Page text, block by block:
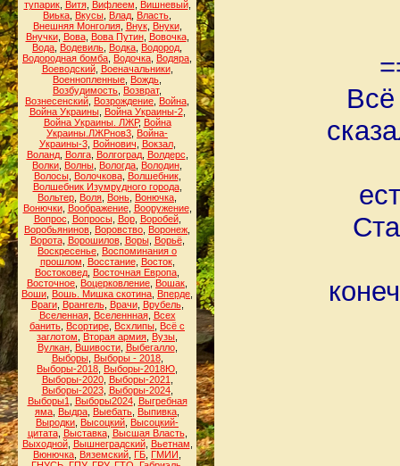
тупарик, Витя, Вифлеем Вишневый,
Виька Вкусы Влад Власть
Внешняя Монголия, Внук, Внуки,
Внучки, Вова, Вова Путин, Вовочка,
Вода Водевиль Водка Водород
Водородная бомба Водочка Водяра
Воеводский, Военачальники,
Военнопленные Вождь
Возбудимость Возврат,
Вознесенский Возрождение Война
Война Украины, Война Украины-2,
Война Украины. ЛЖР, Война
Украины.ЛЖРнов3 Война-
Украины-3, Войнович Вокзал,
Воланд, Волга, Волгоград, Волдерс
Волки Волны Вологда Володин
Волосы, Волочкова, Волшебник,
Волшебник Изумрудного города,
Вольтер Воля Вонь Вонючка
Вонючки, Воображение, Вооружение,
Вопрос
Вопросы, Вор, Воробей,
Воробьянинов Воровство Воронеж
Ворота, Ворошилов, Воры, Ворьё,
Воскресенье Воспоминания о
прошлом
Восстание, Восток,
Востоковед Восточная Европа
Восточное Воцерковление Вошак
Воши Вошь. Мишка скотина Вперде
Враги, Врангель, Врачи, Врубель,
Вселенная, Вселеннная, Всех
банить Всортире Всхлипы Всё с
заглотом
Вторая армия Вузы
Вулкан, Вшивости, Выбегалло,
Выборы, Выборы - 2018,
Выборы-2018 Выборы-2018Ю
Выборы-2020, Выборы-2021
Выборы-2023, Выборы-2024,
Выборы1
Выборы2024, Выгребная
яма Выдра Выебать Выпивка
Выродки Высоцкий Высоцкий-
цитата, Выставка, Высшая Власть,
Выходной, Вышнеградский, Вьетнам
Вюнючка Вяземский ГБ ГМИИ